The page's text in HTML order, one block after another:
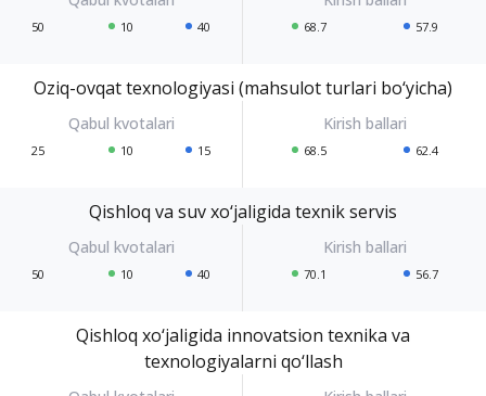
50 10 40 68.7 57.9
Oziq-ovqat texnologiyasi (mahsulot turlari bo‘yicha)
25 10 15 68.5 62.4
Qishloq va suv xo‘jaligida texnik servis
50 10 40 70.1 56.7
Qishloq xo‘jaligida innovatsion texnika va
texnologiyalarni qo‘llash